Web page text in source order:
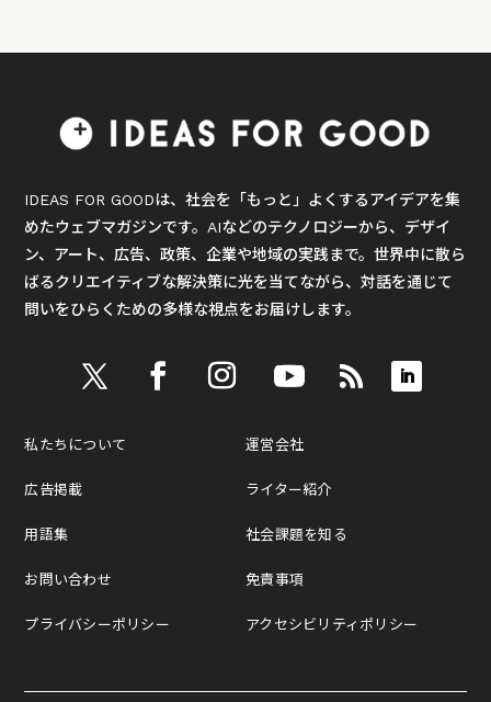
IDEAS FOR GOODは、社会を「もっと」よくするアイデアを集
めたウェブマガジンです。AIなどのテクノロジーから、デザイ
ン、アート、広告、政策、企業や地域の実践まで。世界中に散ら
ばるクリエイティブな解決策に光を当てながら、対話を通じて
問いをひらくための多様な視点をお届けします。
私たちについて
広告掲載
用語集
お問い合わせ
プライバシーポリシー
運営会社
ライター紹介
社会課題を知る
免責事項
アクセシビリティポリシー